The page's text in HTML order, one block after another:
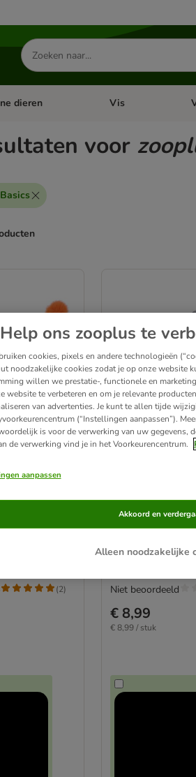
Zoeken
naar
producten
categorie menu: Apotheek
dieren Open categorie menu:
Vis
voor
plumeau
(2)
L 100 x B 70 cm
€ 8,99
€ 8,99 / stuk
Niet beoordeeld
Help ons zooplus te
cookies, pixels en andere technologieën
noodzakelijke cookies zodat je op onze website
willen we prestatie-, functionele en
website te verbeteren en om je relevante
van advertenties. Je kunt te allen tijde
(“Instellingen aanpassen”).
is voor de verwerking van uw gegevens,
de verwerking vind je in het Voorkeurencentrum.
aanpassen
Alleen noodzakelijke
Akkoord en